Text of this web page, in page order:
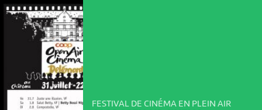
FESTIVAL DE CINÉMA EN PLEIN AIR